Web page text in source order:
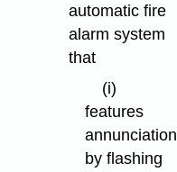
automatic fire
alarm system
that
(i)
features
annunciation
by flashing